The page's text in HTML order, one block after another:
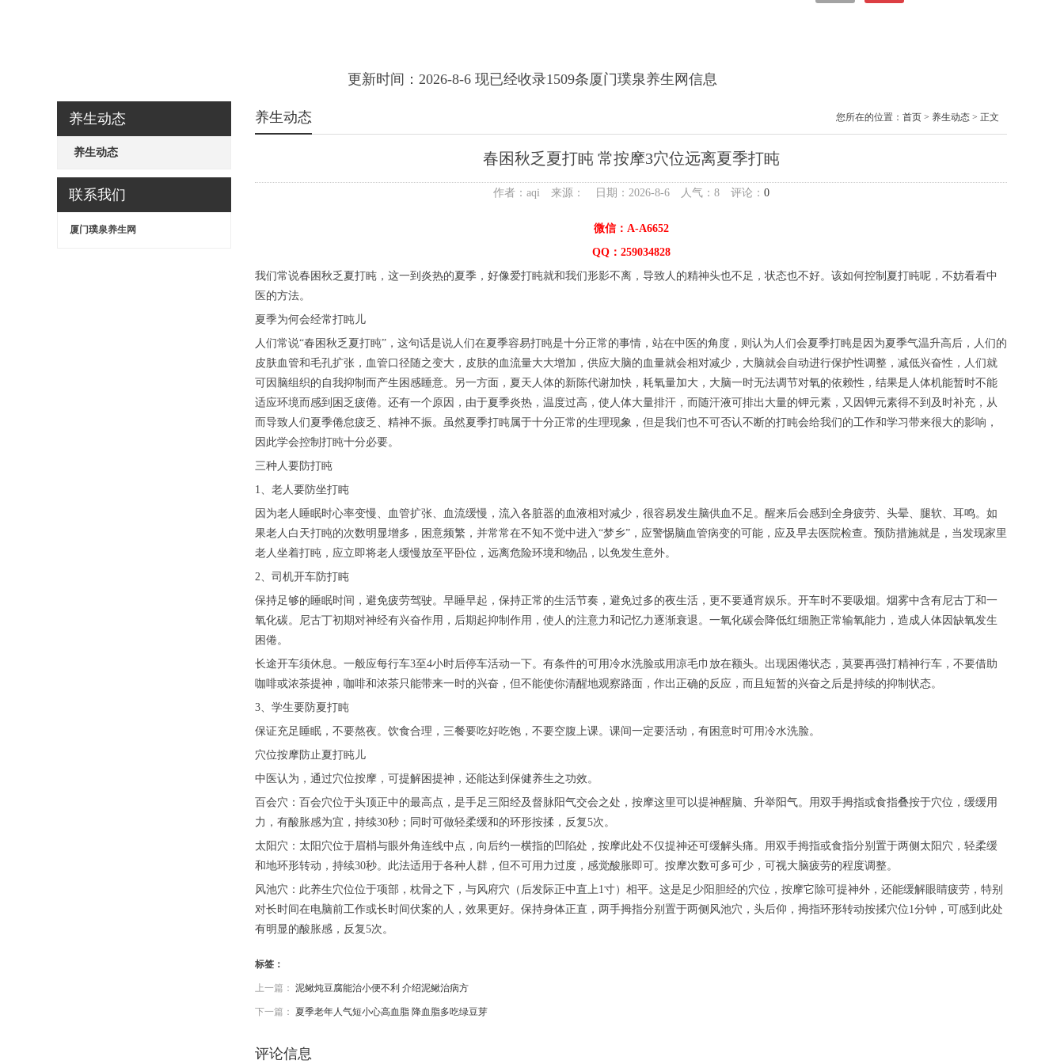
更新时间：2026-8-6 现已经收录1509条厦门璞泉养生网信息
养生动态
养生动态
联系我们
厦门璞泉养生网
您所在的位置： 首页 > 养生动态 > 正文
养生动态
春困秋乏夏打盹 常按摩3穴位远离夏季打盹
作者：aqi 来源： 日期：2026-8-6 人气： 8评论： 0
微信：A-A6652
QQ：259034828
我们常说春困秋乏夏打盹，这一到炎热的夏季，好像爱打盹就和我们形影不离，导致人的精神头也不足，状态也不好。该如何控制夏打盹呢，不妨看看中
医的方法。
夏季为何会经常打盹儿
人们常说“春困秋乏夏打盹”，这句话是说人们在夏季容易打盹是十分正常的事情，站在中医的角度，则认为人们会夏季打盹是因为夏季气温升高后，人们的
皮肤血管和毛孔扩张，血管口径随之变大，皮肤的血流量大大增加，供应大脑的血量就会相对减少，大脑就会自动进行保护性调整，减低兴奋性，人们就
可因脑组织的自我抑制而产生困感睡意。另一方面，夏天人体的新陈代谢加快，耗氧量加大，大脑一时无法调节对氧的依赖性，结果是人体机能暂时不能
适应环境而感到困乏疲倦。还有一个原因，由于夏季炎热，温度过高，使人体大量排汗，而随汗液可排出大量的钾元素，又因钾元素得不到及时补充，从
而导致人们夏季倦怠疲乏、精神不振。虽然夏季打盹属于十分正常的生理现象，但是我们也不可否认不断的打盹会给我们的工作和学习带来很大的影响，
因此学会控制打盹十分必要。
三种人要防打盹
1、老人要防坐打盹
因为老人睡眠时心率变慢、血管扩张、血流缓慢，流入各脏器的血液相对减少，很容易发生脑供血不足。醒来后会感到全身疲劳、头晕、腿软、耳鸣。如
果老人白天打盹的次数明显增多，困意频繁，并常常在不知不觉中进入“梦乡”，应警惕脑血管病变的可能，应及早去医院检查。预防措施就是，当发现家里
老人坐着打盹，应立即将老人缓慢放至平卧位，远离危险环境和物品，以免发生意外。
2、司机开车防打盹
保持足够的睡眠时间，避免疲劳驾驶。早睡早起，保持正常的生活节奏，避免过多的夜生活，更不要通宵娱乐。开车时不要吸烟。烟雾中含有尼古丁和一
氧化碳。尼古丁初期对神经有兴奋作用，后期起抑制作用，使人的注意力和记忆力逐渐衰退。一氧化碳会降低红细胞正常输氧能力，造成人体因缺氧发生
困倦。
长途开车须休息。一般应每行车3至4小时后停车活动一下。有条件的可用冷水洗脸或用凉毛巾放在额头。出现困倦状态，莫要再强打精神行车，不要借助
咖啡或浓茶提神，咖啡和浓茶只能带来一时的兴奋，但不能使你清醒地观察路面，作出正确的反应，而且短暂的兴奋之后是持续的抑制状态。
3、学生要防夏打盹
保证充足睡眠，不要熬夜。饮食合理，三餐要吃好吃饱，不要空腹上课。课间一定要活动，有困意时可用冷水洗脸。
穴位按摩防止夏打盹儿
中医认为，通过穴位按摩，可提解困提神，还能达到保健养生之功效。
百会穴：百会穴位于头顶正中的最高点，是手足三阳经及督脉阳气交会之处，按摩这里可以提神醒脑、升举阳气。用双手拇指或食指叠按于穴位，缓缓用
力，有酸胀感为宜，持续30秒；同时可做轻柔缓和的环形按揉，反复5次。
太阳穴：太阳穴位于眉梢与眼外角连线中点，向后约一横指的凹陷处，按摩此处不仅提神还可缓解头痛。用双手拇指或食指分别置于两侧太阳穴，轻柔缓
和地环形转动，持续30秒。此法适用于各种人群，但不可用力过度，感觉酸胀即可。按摩次数可多可少，可视大脑疲劳的程度调整。
风池穴：此养生穴位位于项部，枕骨之下，与风府穴（后发际正中直上1寸）相平。这是足少阳胆经的穴位，按摩它除可提神外，还能缓解眼睛疲劳，特别
对长时间在电脑前工作或长时间伏案的人，效果更好。保持身体正直，两手拇指分别置于两侧风池穴，头后仰，拇指环形转动按揉穴位1分钟，可感到此处
有明显的酸胀感，反复5次。
标签：
上一篇： 泥鳅炖豆腐能治小便不利 介绍泥鳅治病方
下一篇： 夏季老年人气短小心高血脂 降血脂多吃绿豆芽
评论信息